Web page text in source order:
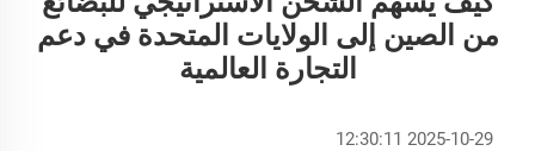
من الصين إلى الولايات المتحدة في دعم
التجارة العالمية
2025-10-29 12:30:11